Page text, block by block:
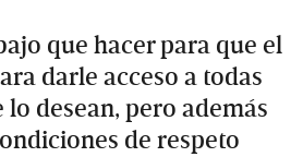
que hacer para que el
darle acceso a todas
desean, pero además
de respeto